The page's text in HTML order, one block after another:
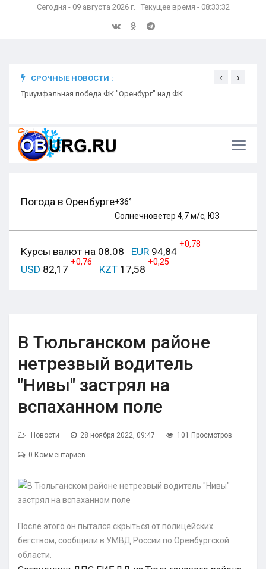
Сегодня - 09 августа 2026 г. Текущее время - 08:33:33
СРОЧНЫЕ НОВОСТИ :
Триумфальная победа ФК "Оренбург" над ФК
‹ ›
Погода в Оренбурге+36°
Солнечноветер 4,7 м/с, ЮЗ
Курсы валют на 08.08 EUR 94,84
+0,78
USD 82,17
+0,76
KZT 17,58
+0,25
В Тюльганском районе
нетрезвый водитель
"Нивы" застрял на
вспаханном поле
Новости 28 ноября 2022, 09:47 101 Просмотров
0 Комментариев
После этого он пытался скрыться от полицейских
бегством, сообщили в УМВД России по Оренбургской
области.